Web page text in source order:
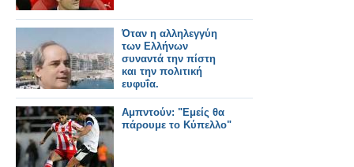
Όταν η αλληλεγγύη
των Ελλήνων
συναντά την πίστη
και την πολιτική
ευφυΐα.
Αμπντούν: "Εμείς θα
πάρουμε το Κύπελλο"